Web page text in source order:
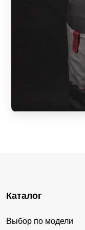
Каталог
Выбор по модели